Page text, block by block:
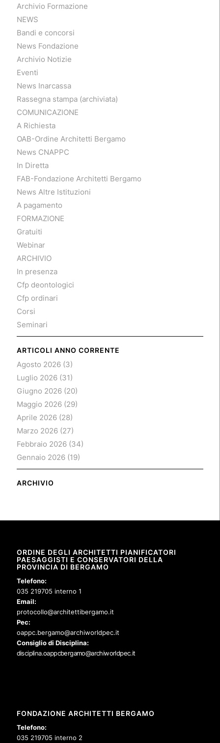
Archivio Formazione
NEWS
Bandi e concorsi
News Fondazione
Archivio Notizie
Eventi
News Inarcassa
Rassegna stampa (archiviata)
COMUNICAZIONE
A Richiesta
OAB-Ordine Architetti Bergamo
News CNAPPC
In Diretta
FAB-Fondazione Architetti Bergamo
News Altre Istituzioni
A pagamento
FORMAZIONE
Gratuiti
Webinar
ARCHIVIO
In presenza
Cfp deontologici
Cfp ordinari
Corsi
Seminari
ARTICOLI ANNO CORRENTE
Agosto 2026(3)
Luglio 2026(31)
Giugno 2026(20)
Maggio 2026(29)
Aprile 2026(28)
Marzo 2026(27)
Febbraio 2026(34)
Gennaio 2026(19)
ARCHIVIO
ORDINE DEGLI ARCHITETTI PIANIFICATORI
PAESAGGISTI E CONSERVATORI DELLA
PROVINCIA DI BERGAMO
Telefono:
035 219705 interno 1
Email:
protocollo@architettibergamo.it
Pec:
oappc.bergamo@archiworldpec.it
Consiglio di Disciplina:
disciplina.oappcbergamo@archiworldpec.it
FONDAZIONE ARCHITETTI BERGAMO
Telefono:
035 219705 interno 2